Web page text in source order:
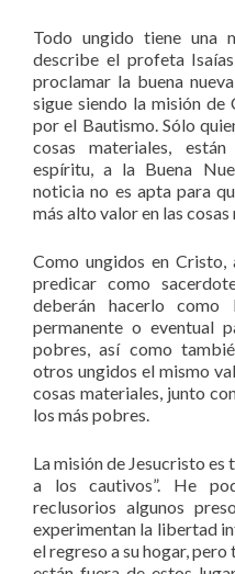
Todo ungido tiene una
describe el profeta
proclamar la buena
sigue siendo la misión de
por el Bautismo. Sólo
cosas materiales,
espíritu, a la Buena
noticia no es apta para
más alto valor en las cosas
Como ungidos en Cristo,
predicar como
deberán hacerlo como
permanente o eventual
pobres, así como
otros ungidos el mismo
cosas materiales, junto
los más pobres.
La misión de Jesucristo
a los cautivos”. He
reclusorios algunos
experimentan la libertad
el regreso a su hogar,